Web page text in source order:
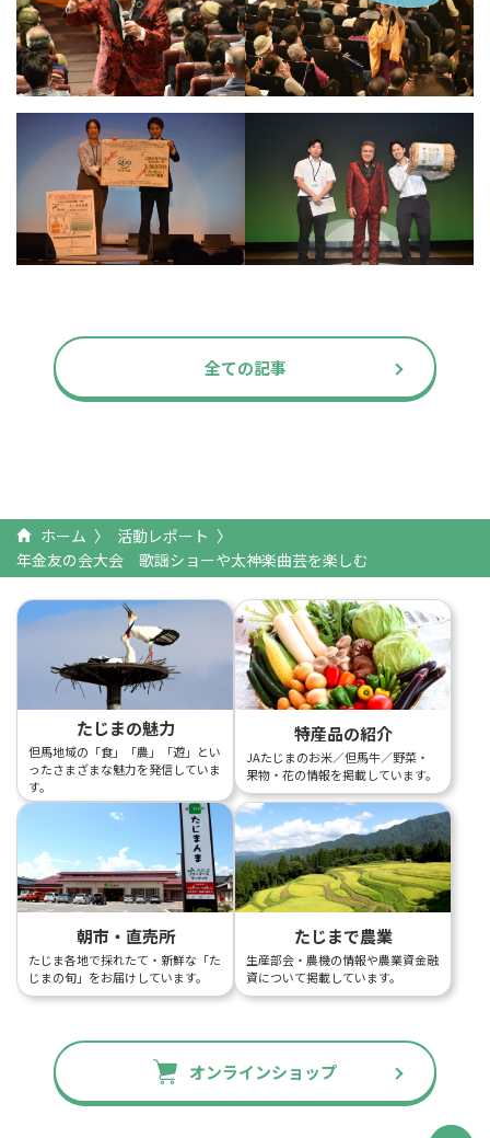
全ての記事
ホーム
活動レポート
年金友の会大会 歌謡ショーや太神楽曲芸を楽しむ
たじまの魅力
但馬地域の「食」「農」「遊」とい
ったさまざまな魅力を発信していま
す。
特産品の紹介
JAたじまのお米／但馬牛／野菜・
果物・花の情報を掲載しています。
朝市・直売所
たじま各地で採れたて・新鮮な「た
じまの旬」をお届けしています。
たじまで農業
生産部会・農機の情報や農業資金融
資について掲載しています。
オンラインショップ